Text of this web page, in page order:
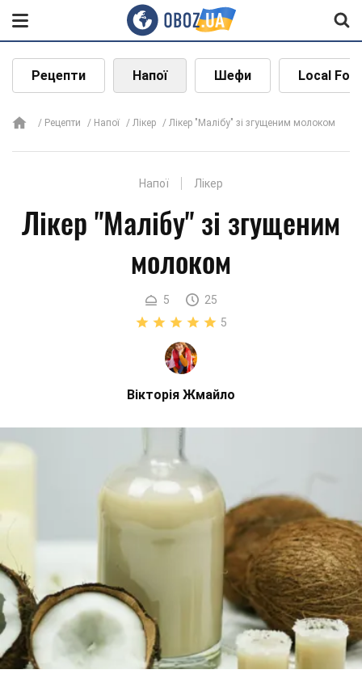
Рецепти Напої Шефи Local
Рецепти Напої Лікер Лікер "Малібу" зі згущеним молоком
Напої Лікер
Лікер "Малібу" зі згущеним
молоком
5
25
5
Вікторія Жмайло